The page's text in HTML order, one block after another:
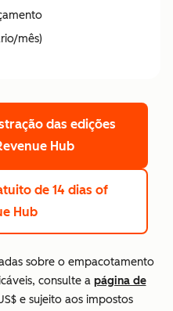
mês)
das edições
Hub
de 14 dias of
Hub
sobre o empacotamento
consulte a página de
e sujeito aos impostos